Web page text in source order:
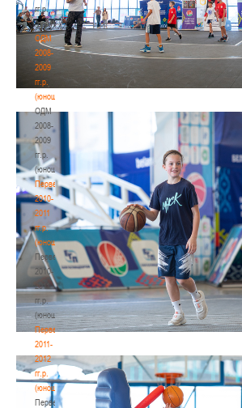
гг.р.
(девушки)
ОДМ
2008-
2009
гг.р.
(юноши)
ОДМ
2008-
2009
гг.р.
(юноши)
Первенство
2010-
2011
гг.р.
(юноши)
Первенство
2010-
2011
гг.р.
(юноши)
Первенство
2011-
2012
гг.р.
(юноши)
Первенство